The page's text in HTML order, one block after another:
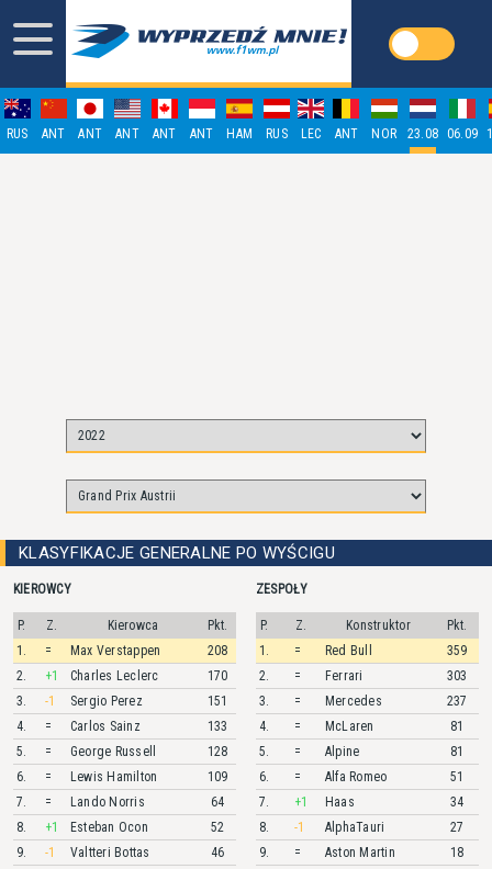
RUS ANT ANT ANT ANT ANT HAM RUS LEC ANT NOR 23.08 06.09
KLASYFIKACJE GENERALNE PO WYŚCIGU
KIEROWCY
P. Z. Kierowca
Pkt.
1.
= Max Verstappen
208
2.
+1 Charles Leclerc
170
3.
-1 Sergio Perez
151
4.
= Carlos Sainz
133
5.
= George Russell
128
6.
= Lewis Hamilton
109
7.
= Lando Norris
64
8.
+1 Esteban Ocon
52
9.
-1 Valtteri Bottas
46
ZESPOŁY
P. Z. Konstruktor
Pkt.
1.
= Red Bull
359
2.
= Ferrari
303
3.
= Mercedes
237
4.
= McLaren
81
5.
= Alpine
81
6.
= Alfa Romeo
51
7.
+1 Haas
34
8.
-1 AlphaTauri
27
9.
= Aston Martin
18